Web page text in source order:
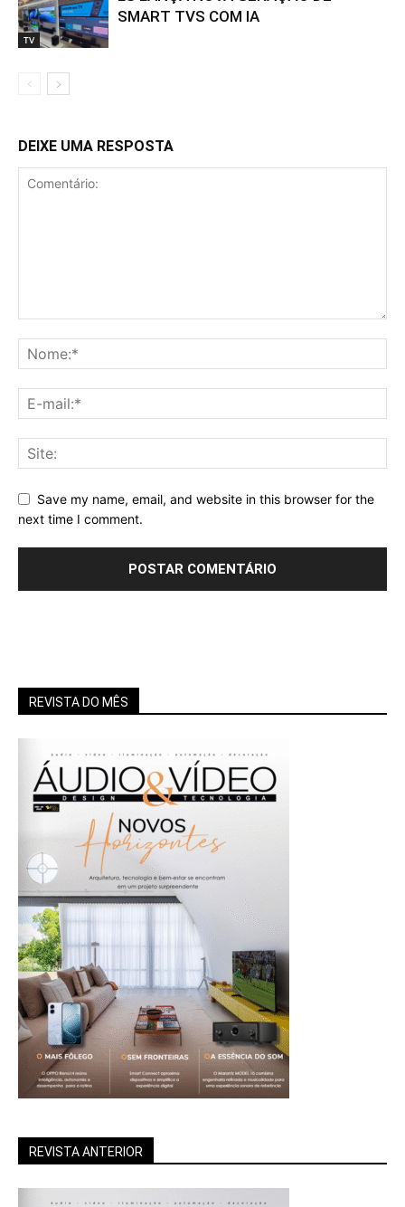
TV
SMART TVS COM IA
DEIXE UMA RESPOSTA
Save my name, email, and website in this browser for the
next time I comment.
REVISTA DO MÊS
REVISTA ANTERIOR